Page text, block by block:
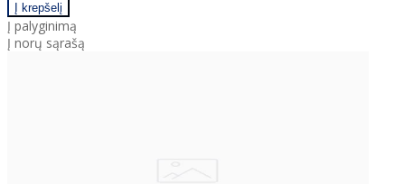
Į palyginimą
Į norų sąrašą